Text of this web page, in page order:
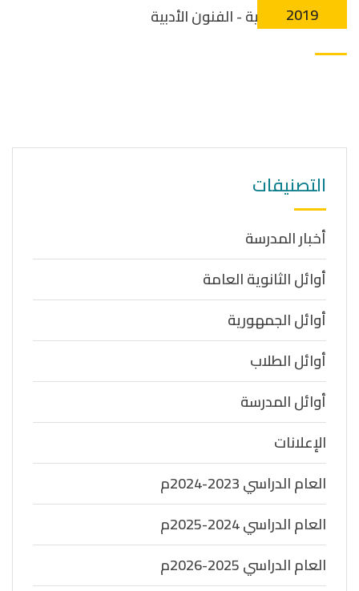
2019
التصنيفات
أخبار المدرسة
أوائل الثانوية العامة
أوائل الجمهورية
أوائل الطلاب
أوائل المدرسة
الإعلانات
العام الدراسي 2023-2024م
العام الدراسي 2024-2025م
العام الدراسي 2025-2026م